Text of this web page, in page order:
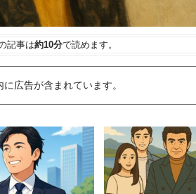
記事は約10分で読めます。
に広告が含まれています。